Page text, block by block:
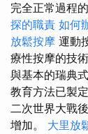
完全正常過程
探的職責 如何
放鬆按摩 運動
療性按摩的技
與基本的瑞典
教育方法已製
二次世界大戰
增加。 大里放